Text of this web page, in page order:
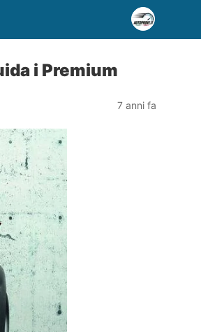
i Premium
7 anni fa